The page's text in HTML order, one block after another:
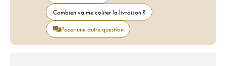
Combien va me coûter la livraison ?
Poser une autre question